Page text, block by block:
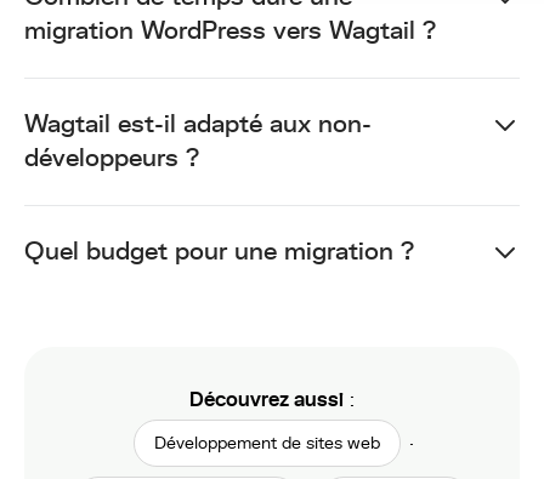
migration WordPress vers Wagtail ?
Wagtail est-il adapté aux non-
développeurs ?
Quel budget pour une migration ?
Découvrez aussi :
Développement de sites web ·